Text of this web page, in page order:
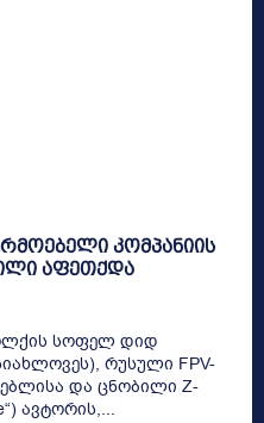
კომპანიის
აფეთქდა
სოფელ დიდ
რუსული FPV-
და ცნობილი Z-
ავტორის,...